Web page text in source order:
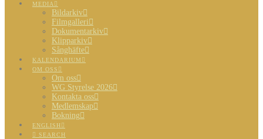
MEDIA
Bildarkiv
Filmgalleri
Dokumentarkiv
Klipparkiv
Sånghäfte
KALENDARIUM
OM OSS
Om oss
WG Styrelse 2026
Kontakta oss
Medlemskap
Bokning
ENGLISH
SEARCH